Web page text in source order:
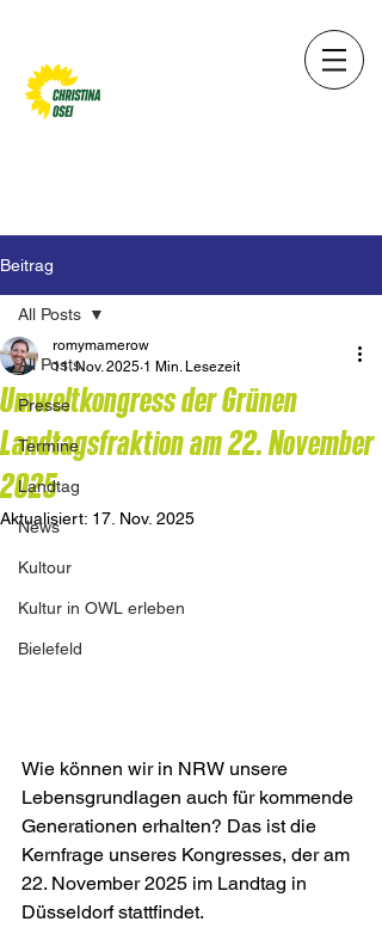
Beitrag
All Posts
Presse
Termine
Landtag
News
Kultour
Kultur in OWL erleben
Bielefeld
All Posts
Umweltkongress der Grünen
Landtagsfraktion am 22. November
2025
romymamerow
11. Nov. 2025 1 Min. Lesezeit
Aktualisiert: 17. Nov. 2025
Wie können wir in NRW unsere
Lebensgrundlagen auch für kommende
Generationen erhalten? Das ist die
Kernfrage unseres Kongresses, der am
22. November 2025 im Landtag in
Düsseldorf stattfindet.